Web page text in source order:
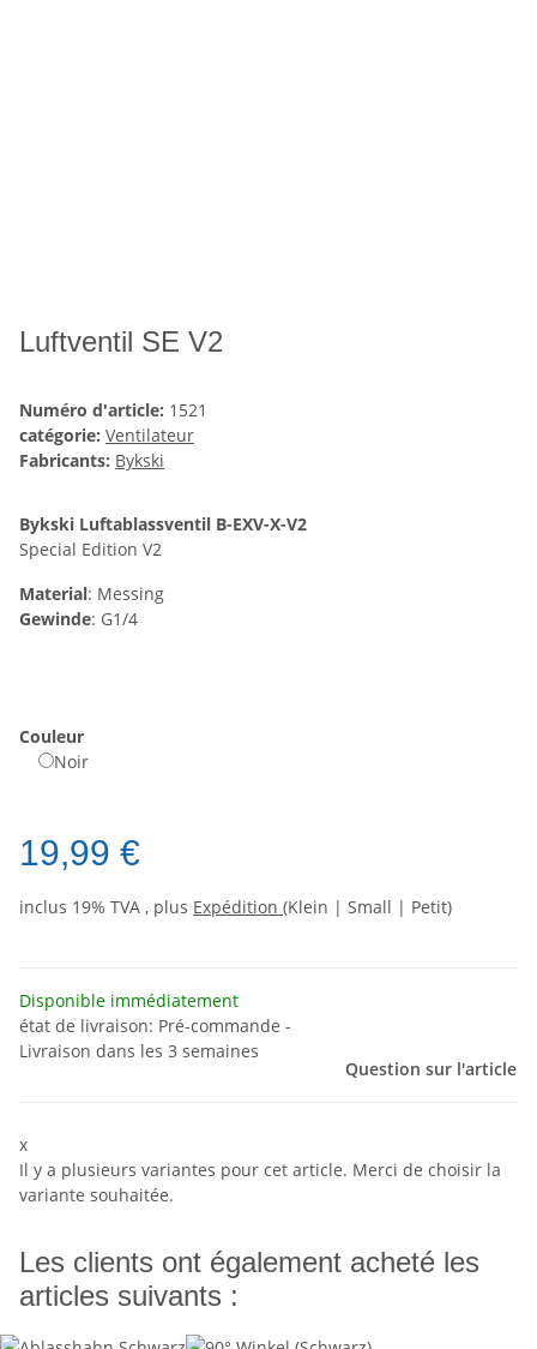
Luftventil SE V2
Numéro d'article: 1521
catégorie: Ventilateur
Fabricants: Bykski
Bykski Luftablassventil B-EXV-X-V2
Special Edition V2
Material: Messing
Gewinde: G1/4
Couleur
Noir
19,99 €
inclus 19% TVA , plus Expédition (Klein | Small | Petit)
Disponible immédiatement
état de livraison: Pré-commande -
Livraison dans les 3 semaines
Question sur l'article
x
Il y a plusieurs variantes pour cet article. Merci de choisir la
variante souhaitée.
Les clients ont également acheté les
articles suivants :